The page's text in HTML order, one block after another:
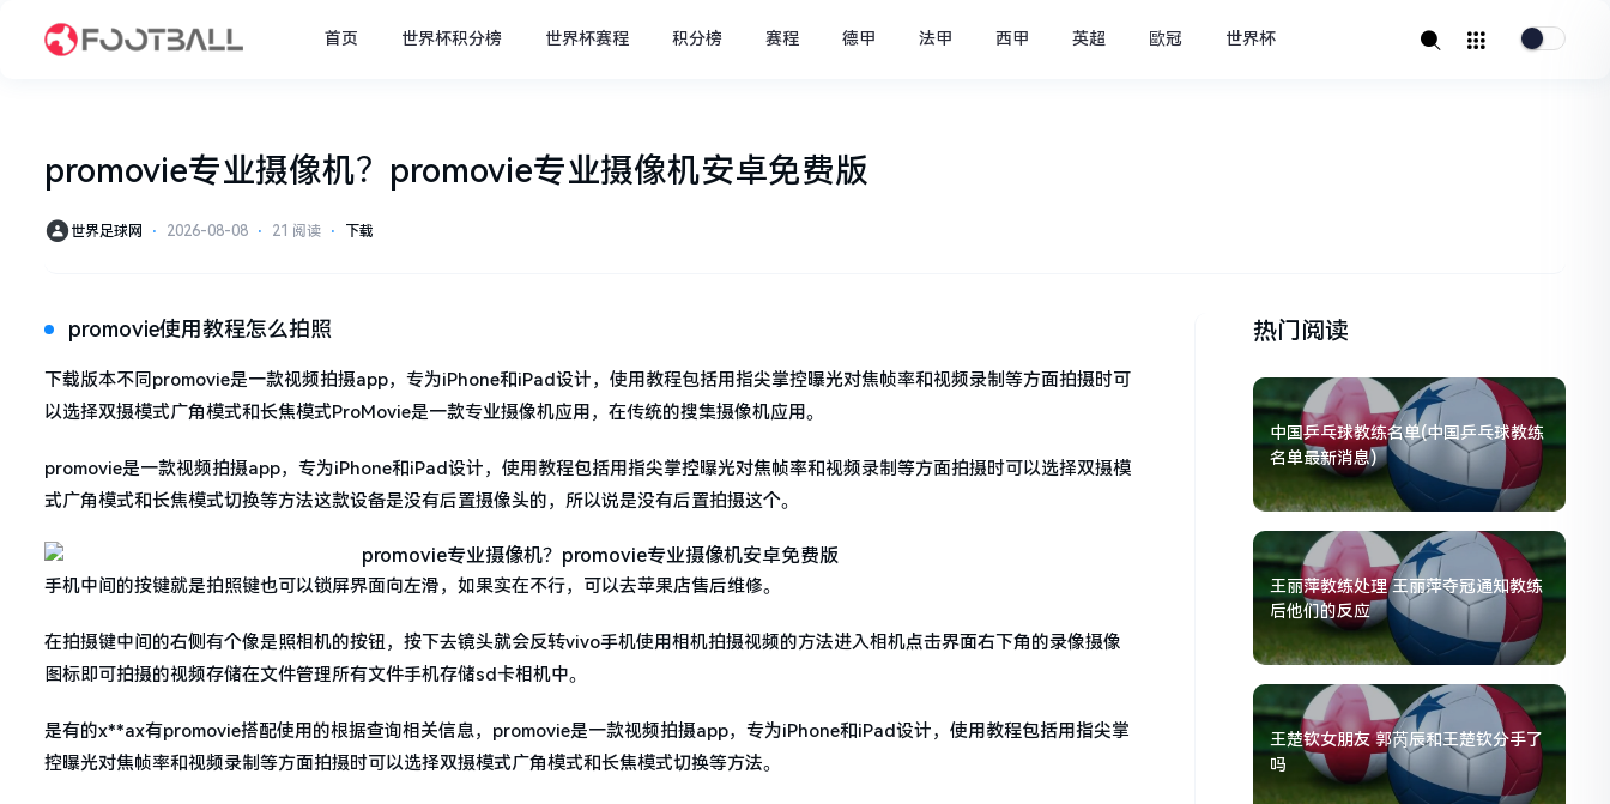
首页 世界杯积分榜 世界杯赛程 积分榜 赛程 德甲 法甲 西甲 英超 歐冠 世界杯
promovie专业摄像机？promovie专业摄像机安卓免费版
世界足球网 ⋅ 2026-08-08 ⋅ 21 阅读 ⋅ 下载
promovie使用教程怎么拍照
下载版本不同promovie是一款视频拍摄app，专为iPhone和iPad设计，使用教程包括用指尖掌控曝光对焦帧率和视频录制等方面拍摄时可
以选择双摄模式广角模式和长焦模式ProMovie是一款专业摄像机应用，在传统的搜集摄像机应用。
promovie是一款视频拍摄app，专为iPhone和iPad设计，使用教程包括用指尖掌控曝光对焦帧率和视频录制等方面拍摄时可以选择双摄模
式广角模式和长焦模式切换等方法这款设备是没有后置摄像头的，所以说是没有后置拍摄这个。
手机中间的按键就是拍照键也可以锁屏界面向左滑，如果实在不行，可以去苹果店售后维修。
在拍摄键中间的右侧有个像是照相机的按钮，按下去镜头就会反转vivo手机使用相机拍摄视频的方法进入相机点击界面右下角的录像摄像
图标即可拍摄的视频存储在文件管理所有文件手机存储sd卡相机中。
是有的x**ax有promovie搭配使用的根据查询相关信息，promovie是一款视频拍摄app，专为iPhone和iPad设计，使用教程包括用指尖掌
控曝光对焦帧率和视频录制等方面拍摄时可以选择双摄模式广角模式和长焦模式切换等方法。
热门阅读
中国乒乓球教练名单(中国乒乓球教练
名单最新消息)
王丽萍教练处理 王丽萍夺冠通知教练
后他们的反应
王楚钦女朋友 郭芮辰和王楚钦分手了
吗